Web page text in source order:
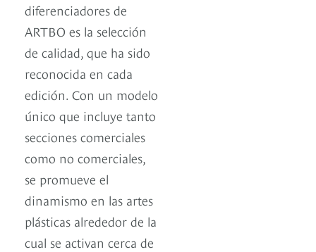
diferenciadores de
ARTBO es la selección
de calidad, que ha sido
reconocida en cada
edición. Con un modelo
único que incluye tanto
secciones comerciales
como no comerciales,
se promueve el
dinamismo en las artes
plásticas alrededor de la
cual se activan cerca de